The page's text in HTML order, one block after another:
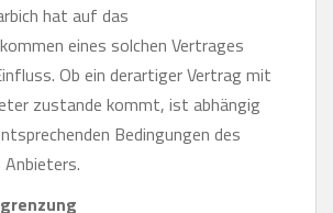
hat auf das
eines solchen Vertrages
Ob ein derartiger Vertrag mit
zustande kommt, ist abhängig
Bedingungen des